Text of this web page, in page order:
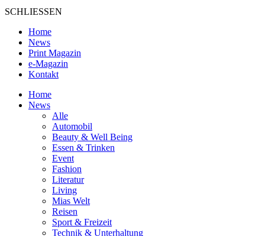
SCHLIESSEN
Home
News
Print Magazin
e-Magazin
Kontakt
Home
News
Alle
Automobil
Beauty & Well Being
Essen & Trinken
Event
Fashion
Literatur
Living
Mias Welt
Reisen
Sport & Freizeit
Technik & Unterhaltung